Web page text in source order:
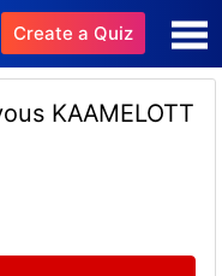
Create a Quiz
KAAMELOTT